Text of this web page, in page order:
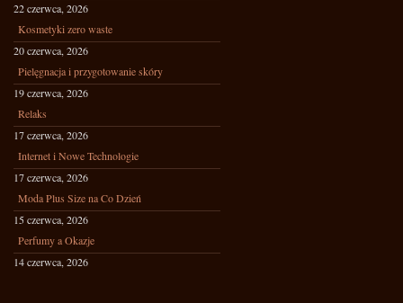
22 czerwca, 2026
Kosmetyki zero waste
20 czerwca, 2026
Pielęgnacja i przygotowanie skóry
19 czerwca, 2026
Relaks
17 czerwca, 2026
Internet i Nowe Technologie
17 czerwca, 2026
Moda Plus Size na Co Dzień
15 czerwca, 2026
Perfumy a Okazje
14 czerwca, 2026